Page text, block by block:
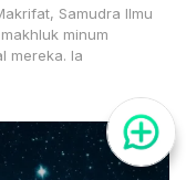
Samudra Ilmu
minum
mereka. Ia